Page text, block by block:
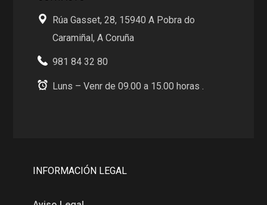
Rúa Gasset, 28, 15940 A Pobra do
Caramiñal, A Coruña
981 84 32 80
Luns – Venr de 09.00 a 15.00 horas .
INFORMACIÓN LEGAL